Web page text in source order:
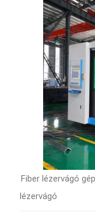
Fiber lézervágó
lézervágó